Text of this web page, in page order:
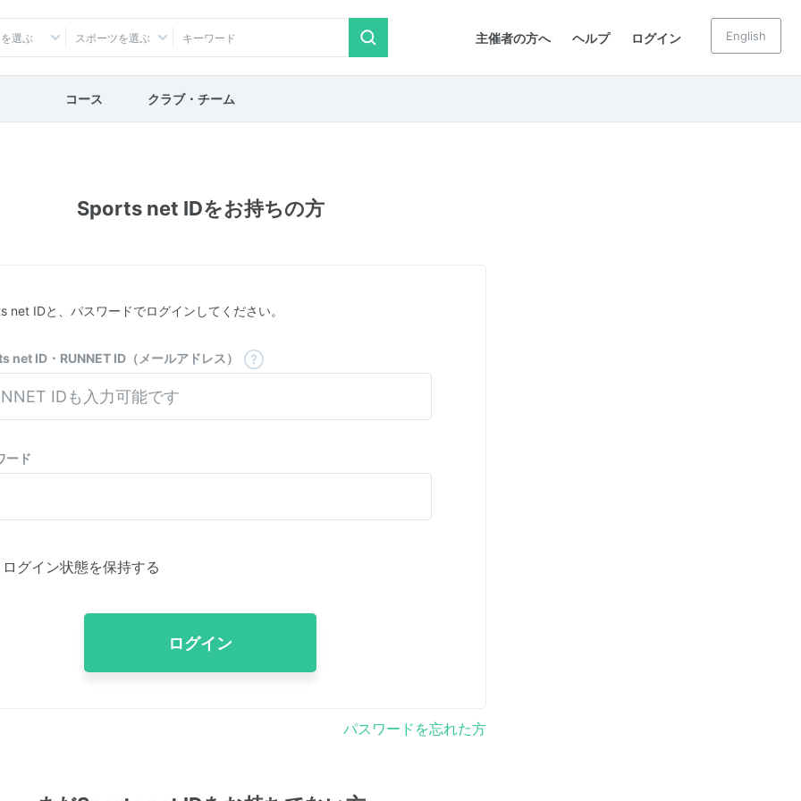
主催者の方へ ヘルプ ログイン
選ぶ スポーツを選ぶ English
コース クラブ・チーム
Sports net IDをお持ちの方
net IDと、パスワードでログインしてください。
net ID・RUNNET ID（メールアドレス）
ード
ログイン状態を保持する
ログイン
パスワードを忘れた方